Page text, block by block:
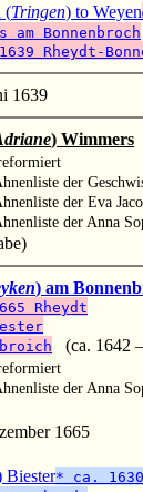
(Tringen) to Weyen
am Bonnenbroch
Rheydt-
1639
) Wimmers
der
der Eva
der Anna
) am
Rheydt
(ca. 1642
der Anna
1665
Biester* ca.